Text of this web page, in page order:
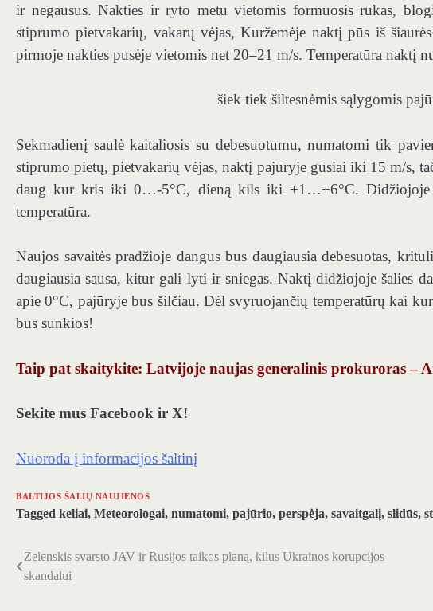
ir negausūs. Nakties ir ryto metu vietomis formuosis rūkas,
stiprumo pietvakarių, vakarų vėjas, Kuržemėje naktį pūs iš
pirmoje nakties pusėje vietomis net 20–21 m/s. Temperatūra
šiek tiek šiltesnėmis sąlygomis
Sekmadienį saulė kaitaliosis su debesuotumu, numatomi tik
stiprumo pietų, pietvakarių vėjas, naktį pajūryje gūsiai iki 15 m/s,
daug kur kris iki 0…-5°C, dieną kils iki +1…+6°C.
temperatūra.
Naujos savaitės pradžioje dangus bus daugiausia debesuotas,
daugiausia sausa, kitur gali lyti ir sniegas. Naktį didžiojoje šalies
apie 0°C, pajūryje bus šilčiau. Dėl svyruojančių temperatūrų kai
bus sunkios!
Taip pat skaitykite: Latvijoje naujas generalinis prokuroras –
Sekite mus Facebook ir X!
Nuoroda į informacijos šaltinį
BALTIJOS ŠALIŲ NAUJIENOS
Tagged keliai, Meteorologai, numatomi, pajūrio, perspėja, savaitgalį, slidūs,
Navigacija
Zelenskis svarsto JAV ir Rusijos taikos planą, kilus Ukrainos korupcijos
skandalui